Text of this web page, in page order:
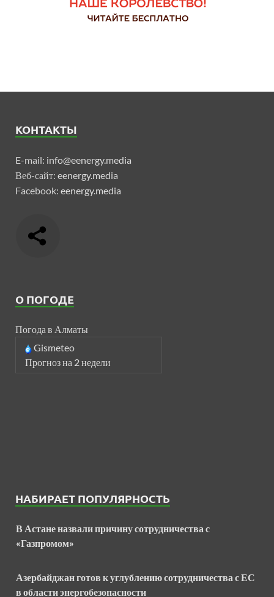
КОНТАКТЫ
E-mail: info@eenergy.media
Веб-сайт: eenergy.media
Facebook: eenergy.media
О ПОГОДЕ
Погода в Алматы
Gismeteo
Прогноз на 2 недели
НАБИРАЕТ ПОПУЛЯРНОСТЬ
В Астане назвали причину сотрудничества с
«Газпромом»
Азербайджан готов к углублению сотрудничества с ЕС
в области энергобезопасности